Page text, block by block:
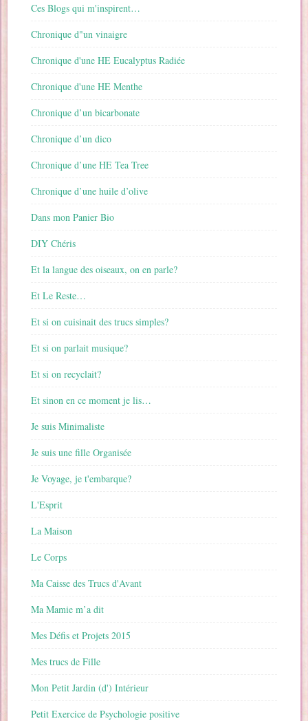
Ces Blogs qui m'inspirent…
Chronique d"un vinaigre
Chronique d'une HE Eucalyptus Radiée
Chronique d'une HE Menthe
Chronique d’un bicarbonate
Chronique d’un dico
Chronique d’une HE Tea Tree
Chronique d’une huile d’olive
Dans mon Panier Bio
DIY Chéris
Et la langue des oiseaux, on en parle?
Et Le Reste…
Et si on cuisinait des trucs simples?
Et si on parlait musique?
Et si on recyclait?
Et sinon en ce moment je lis…
Je suis Minimaliste
Je suis une fille Organisée
Je Voyage, je t'embarque?
L'Esprit
La Maison
Le Corps
Ma Caisse des Trucs d'Avant
Ma Mamie m’a dit
Mes Défis et Projets 2015
Mes trucs de Fille
Mon Petit Jardin (d') Intérieur
Petit Exercice de Psychologie positive